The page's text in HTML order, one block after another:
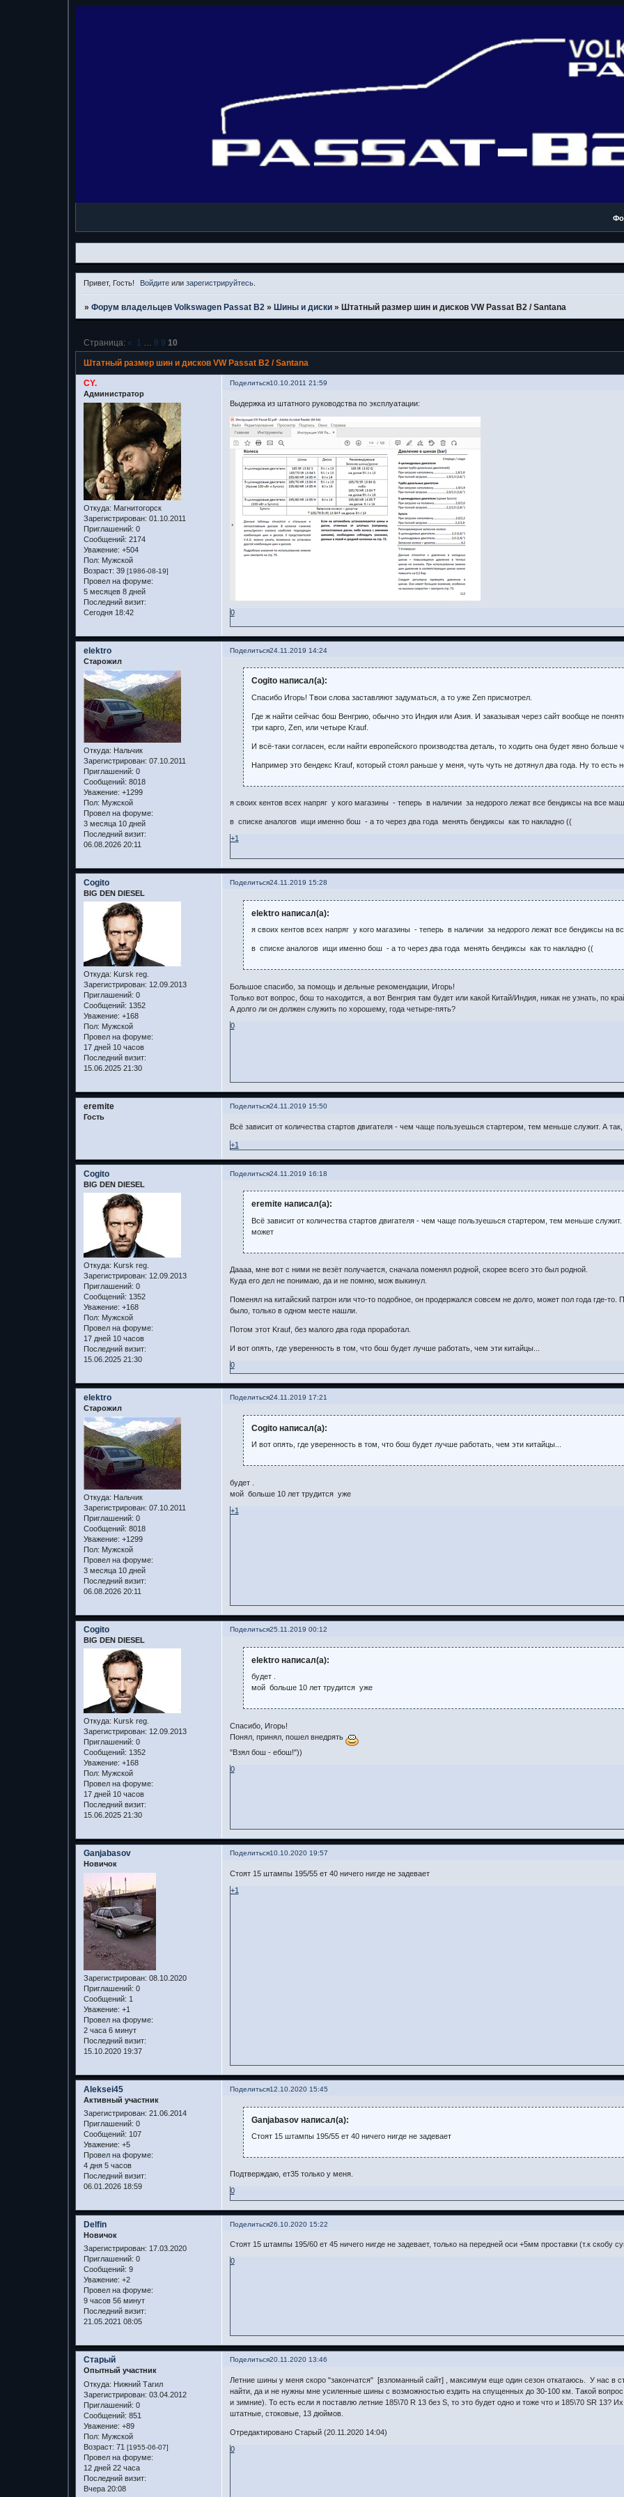
Привет, Гость! Войдите илизарегистрируйтесь.
» Форум владельцев Volkswagen Passat B2 » Шины и диски » Штатный размер шин и дисков VW Passat B2 / Santana
Штатный размер шин и дисков VW Passat B2 / Santana
Страница: « 1 8 9 10
Поделиться10.10.2011 21:59
CY.
Администратор
Откуда: Магнитогорск
Зарегистрирован: 01.10.2011
Приглашений: 0
Сообщений: 2174
Уважение: +504
Пол: Мужской
Возраст: 39 [1986-08-19]
Провел на форуме:
5 месяцев 8 дней
Последний визит:
Сегодня 18:42
Выдержка из штатного руководства по эксплуатации:
0
Поделиться24.11.2019 14:24
elektro
Старожил
Откуда: Нальчик
Зарегистрирован: 07.10.2011
Приглашений: 0
Сообщений: 8018
Уважение: +1299
Пол: Мужской
Провел на форуме:
3 месяца 10 дней
Последний визит:
06.08.2026 20:11
Cogito написал(а):
Спасибо Игорь! Твои слова заставляют задуматься, а то уже Zen присмотрел.
Где ж найти сейчас бош Венгрию, обычно это Индия или Азия. И заказывая через сайт вообще не
три карго, Zen, или четыре Krauf.
И всё-таки согласен, если найти европейского производства деталь, то ходить она будет явно больше
Например это бендекс Krauf, который стоял раньше у меня, чуть чуть не дотянул два года. Ну то есть
я своих кентов всех напряг у кого магазины - теперь в наличии за недорого лежат все бендиксы на все
в списке аналогов ищи именно бош - а то через два года менять бендиксы как то накладно ((
+1
Поделиться24.11.2019 15:28
Cogito
BIG DEN DIESEL
Откуда: Kursk reg.
Зарегистрирован: 12.09.2013
Приглашений: 0
Сообщений: 1352
Уважение: +168
Пол: Мужской
Провел на форуме:
17 дней 10 часов
Последний визит:
15.06.2025 21:30
elektro написал(а):
я своих кентов всех напряг у кого магазины - теперь в наличии за недорого лежат все бендиксы
в списке аналогов ищи именно бош - а то через два года менять бендиксы как то накладно ((
Большое спасибо, за помощь и дельные рекомендации, Игорь!
Только вот вопрос, бош то находится, а вот Венгрия там будет или какой Китай/Индия, никак не узнать, по
А долго ли он должен служить по хорошему, года четыре-пять?
0
Поделиться24.11.2019 15:50
eremite
Гость
Всё зависит от количества стартов двигателя - чем чаще пользуешься стартером, тем меньше служит. А
+1
Поделиться24.11.2019 16:18
Cogito
BIG DEN DIESEL
Откуда: Kursk reg.
Зарегистрирован: 12.09.2013
Приглашений: 0
Сообщений: 1352
Уважение: +168
Пол: Мужской
Провел на форуме:
17 дней 10 часов
Последний визит:
15.06.2025 21:30
eremite написал(а):
Всё зависит от количества стартов двигателя - чем чаще пользуешься стартером, тем меньше
может
Даааа, мне вот с ними не везёт получается, сначала поменял родной, скорее всего это был родной.
Куда его дел не понимаю, да и не помню, мож выкинул.
Поменял на китайский патрон или что-то подобное, он продержался совсем не долго, может пол года где-
было, только в одном месте нашли.
Потом этот Krauf, без малого два года проработал.
И вот опять, где уверенность в том, что бош будет лучше работать, чем эти китайцы...
0
Поделиться24.11.2019 17:21
elektro
Старожил
Откуда: Нальчик
Зарегистрирован: 07.10.2011
Приглашений: 0
Сообщений: 8018
Уважение: +1299
Пол: Мужской
Провел на форуме:
3 месяца 10 дней
Последний визит:
06.08.2026 20:11
Cogito написал(а):
И вот опять, где уверенность в том, что бош будет лучше работать, чем эти китайцы...
будет .
мой больше 10 лет трудится уже
+1
Поделиться25.11.2019 00:12
Cogito
BIG DEN DIESEL
Откуда: Kursk reg.
Зарегистрирован: 12.09.2013
Приглашений: 0
Сообщений: 1352
Уважение: +168
Пол: Мужской
Провел на форуме:
17 дней 10 часов
Последний визит:
15.06.2025 21:30
elektro написал(а):
будет .
мой больше 10 лет трудится уже
Спасибо, Игорь!
Понял, принял, пошел внедрять
"Взял бош - ебош!"))
0
Поделиться10.10.2020 19:57
Ganjabasov
Новичок
Зарегистрирован: 08.10.2020
Приглашений: 0
Сообщений: 1
Уважение: +1
Провел на форуме:
2 часа 6 минут
Последний визит:
15.10.2020 19:37
Стоят 15 штампы 195/55 ет 40 ничего нигде не задевает
+1
Поделиться12.10.2020 15:45
Aleksei45
Активный участник
Зарегистрирован: 21.06.2014
Приглашений: 0
Сообщений: 107
Уважение: +5
Провел на форуме:
4 дня 5 часов
Последний визит:
06.01.2026 18:59
Ganjabasov написал(а):
Стоят 15 штампы 195/55 ет 40 ничего нигде не задевает
Подтверждаю, ет35 только у меня.
0
Поделиться26.10.2020 15:22
Delfin
Новичок
Зарегистрирован: 17.03.2020
Приглашений: 0
Сообщений: 9
Уважение: +2
Провел на форуме:
9 часов 56 минут
Последний визит:
21.05.2021 08:05
Стоят 15 штампы 195/60 ет 45 ничего нигде не задевает, только на передней оси +5мм проставки (т.к скобу
0
Поделиться20.11.2020 13:46
Старый
Опытный участник
Откуда: Нижний Тагил
Зарегистрирован: 03.04.2012
Приглашений: 0
Сообщений: 851
Уважение: +89
Пол: Мужской
Возраст: 71 [1955-06-07]
Провел на форуме:
12 дней 22 часа
Последний визит:
Вчера 20:08
Летние шины у меня скоро "закончатся" [взломанный сайт] , максимум еще один сезон откатаюсь. У нас в
найти, да и не нужны мне усиленные шины с возможностью ездить на спущенных до 30-100 км. Такой
и зимние). То есть если я поставлю летние 185\70 R 13 без S, то это будет одно и тоже что и 185\70 SR 13?
штатные, стоковые, 13 дюймов.
Отредактировано Старый (20.11.2020 14:04)
0